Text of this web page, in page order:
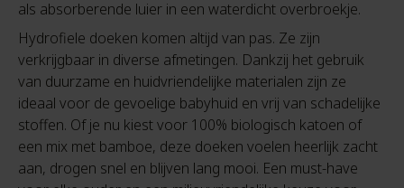
als absorberende luier in een waterdicht overbroekje.
Hydrofiele doeken komen altijd van pas. Ze zijn
verkrijgbaar in diverse afmetingen. Dankzij het gebruik
van duurzame en huidvriendelijke materialen zijn ze
ideaal voor de gevoelige babyhuid en vrij van schadelijke
stoffen. Of je nu kiest voor 100% biologisch katoen of
een mix met bamboe, deze doeken voelen heerlijk zacht
aan, drogen snel en blijven lang mooi. Een must-have